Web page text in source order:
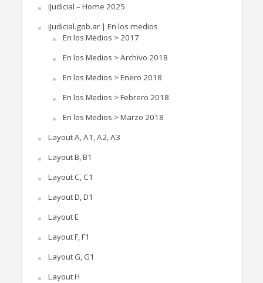
iJudicial – Home 2025
iJudicial.gob.ar | En los medios
En los Medios > 2017
En los Medios > Archivo 2018
En los Medios > Enero 2018
En los Medios > Febrero 2018
En los Medios > Marzo 2018
Layout A, A1, A2, A3
Layout B, B1
Layout C, C1
Layout D, D1
Layout E
Layout F, F1
Layout G, G1
Layout H